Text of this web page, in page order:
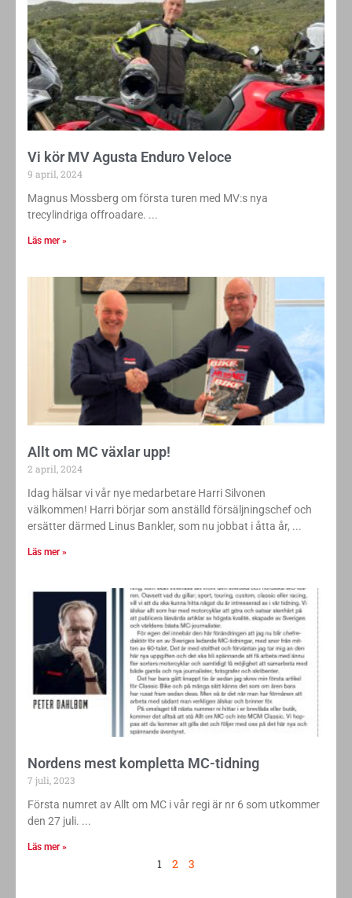
Vi kör MV Agusta Enduro Veloce
9 april, 2024
Magnus Mossberg om första turen med MV:s nya
trecylindriga offroadare.
Läs mer »
Allt om MC växlar upp!
2 april, 2024
Idag hälsar vi vår nye medarbetare Harri Silvonen
välkommen! Harri börjar som anställd försäljningschef och
ersätter därmed Linus Bankler, som nu jobbat i åtta år,
Läs mer »
Nordens mest kompletta MC-tidning
7 juli, 2023
Första numret av Allt om MC i vår regi är nr 6 som utkommer
den 27 juli.
Läs mer »
1 2 3